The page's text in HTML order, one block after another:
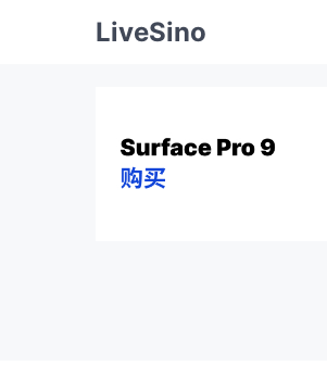
LiveSino